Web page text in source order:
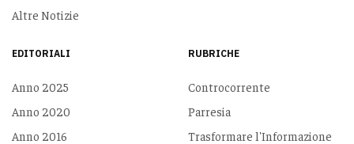
Altre Notizie
EDITORIALI
Anno 2025
Anno 2020
Anno 2016
RUBRICHE
Controcorrente
Parresia
Trasformare l'Informazione